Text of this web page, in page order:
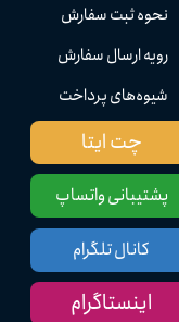
نحوه ثبت سفارش
رویه ارسال سفارش
شیوه‌های پرداخت
پشتیبانی واتساپ
چت ایتا
کانال تلگرام
اینستاگرام